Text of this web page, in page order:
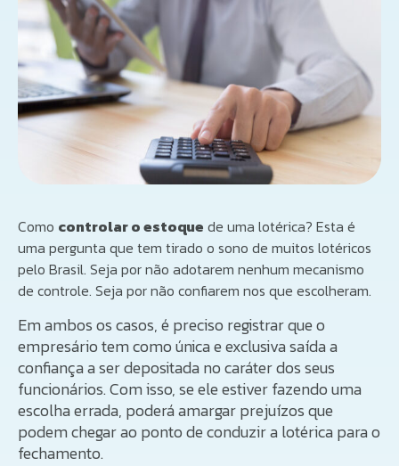
Como controlar o estoque de uma lotérica? Esta é
uma pergunta que tem tirado o sono de muitos lotéricos
pelo Brasil. Seja por não adotarem nenhum mecanismo
de controle. Seja por não confiarem nos que escolheram.
Em ambos os casos, é preciso registrar que o
empresário tem como única e exclusiva saída a
confiança a ser depositada no caráter dos seus
funcionários. Com isso, se ele estiver fazendo uma
escolha errada, poderá amargar prejuízos que
podem chegar ao ponto de conduzir a lotérica para o
fechamento.